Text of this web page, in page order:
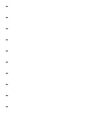
-
-
-
-
-
-
-
-
-
-